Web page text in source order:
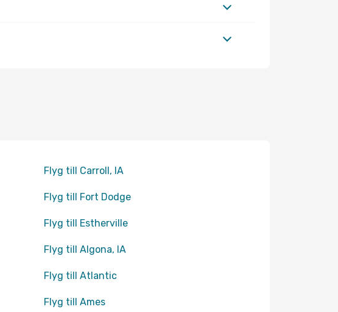
Flyg till Carroll, IA
Flyg till Fort Dodge
Flyg till Estherville
Flyg till Algona, IA
Flyg till Atlantic
Flyg till Ames